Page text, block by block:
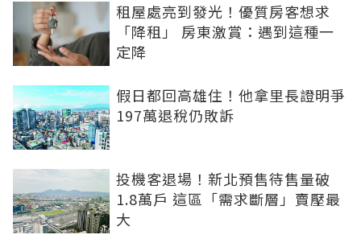
租屋處亮到發光！優質房客想求
「降租」 房東激賞：遇到這種一
定降
假日都回高雄住！他拿里長證明爭
197萬退稅仍敗訴
投機客退場！新北預售待售量破
1.8萬戶 這區「需求斷層」賣壓最
大